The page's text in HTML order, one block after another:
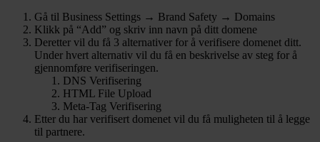
Gå til Business Settings → Brand Safety → Domains
Klikk på “Add” og skriv inn navn på ditt domene
Deretter vil du få 3 alternativer for å verifisere domenet ditt.
Under hvert alternativ vil du få en beskrivelse av steg for å
gjennomføre verifiseringen.
DNS Verifisering
HTML File Upload
Meta-Tag Verifisering
Etter du har verifisert domenet vil du få muligheten til å legge
til partnere.